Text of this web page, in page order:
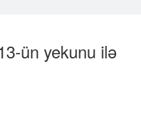
ün yekunu ilə